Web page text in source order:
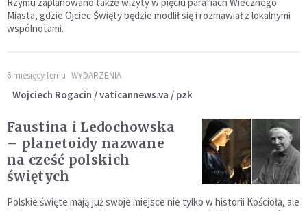
Rzymu zaplanowano także wizyty w pięciu parafiach Wiecznego
Miasta, gdzie Ojciec Święty będzie modlił się i rozmawiał z lokalnymi
wspólnotami.
6 miesięcy temu WYDARZENIA
Wojciech Rogacin / vaticannews.va / pzk
Faustina i Ledochowska
– planetoidy nazwane
na cześć polskich
świętych
Polskie święte mają już swoje miejsce nie tylko w historii Kościoła, ale